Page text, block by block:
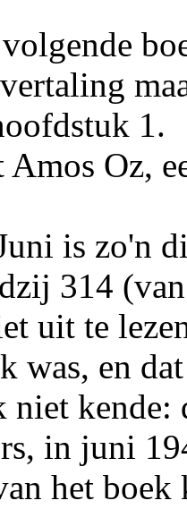
1.
Amos Oz,
is zo'n
314
uit te
was, en
kende:
in juni
het